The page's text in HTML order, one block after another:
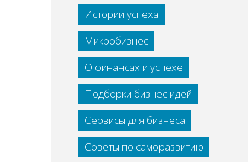
Истории успеха
Микробизнес
О финансах и успехе
Подборки бизнес идей
Сервисы для бизнеса
Советы по саморазвитию